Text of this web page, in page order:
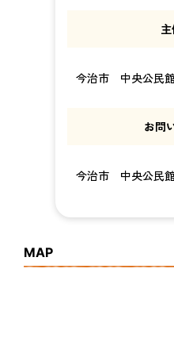
今治市 中央公民館
お問
今治市 中央公民
MAP